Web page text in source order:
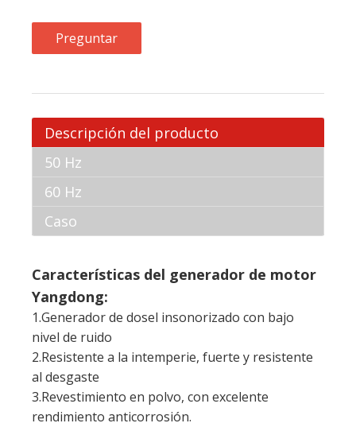
Descripción del producto
50 Hz
Caso
Características del generador de motor
Yangdong:
1.Generador de dosel insonorizado con bajo
nivel de ruido
al desgaste
3.Revestimiento en polvo, con excelente
rendimiento anticorrosión.
4.Totalmente considerando la seguridad, para
garantizar un funcionamiento y mantenimiento
seguros
Grupo electrógeno